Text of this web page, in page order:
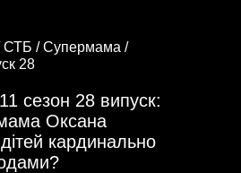
СТБ /Супермама /
28
сезон 28 випуск:
Оксана
кардинально